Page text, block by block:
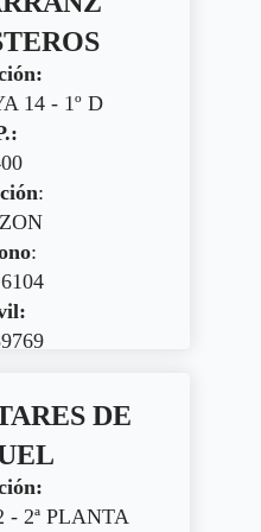
14 - 1º D
:
:
DE
- 2ª PLANTA